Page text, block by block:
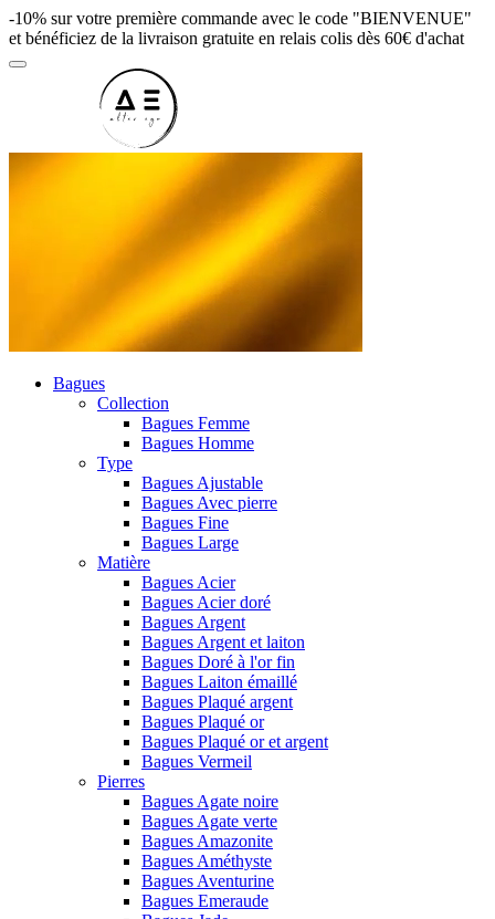
-10% sur votre première commande avec le code "BIENVENUE"
et bénéficiez de la livraison gratuite en relais colis dès 60€ d'achat
Bagues
Collection
Bagues Femme
Bagues Homme
Type
Bagues Ajustable
Bagues Avec pierre
Bagues Fine
Bagues Large
Matière
Bagues Acier
Bagues Acier doré
Bagues Argent
Bagues Argent et laiton
Bagues Doré à l'or fin
Bagues Laiton émaillé
Bagues Plaqué argent
Bagues Plaqué or
Bagues Plaqué or et argent
Bagues Vermeil
Pierres
Bagues Agate noire
Bagues Agate verte
Bagues Amazonite
Bagues Améthyste
Bagues Aventurine
Bagues Emeraude